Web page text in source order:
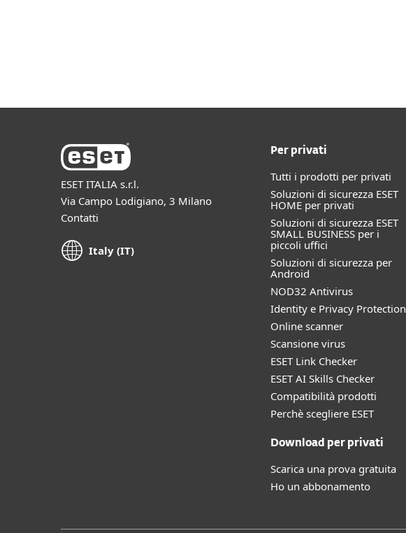
ESET ITALIA s.r.l.
Via Campo Lodigiano, 3 Milano
Contatti
Italy (IT)
Per privati
Tutti i prodotti per privati
Soluzioni di sicurezza ESET
HOME per privati
Soluzioni di sicurezza ESET
SMALL BUSINESS per i
piccoli uffici
Soluzioni di sicurezza per
Android
NOD32 Antivirus
Identity e Privacy Protection
Online scanner
Scansione virus
ESET Link Checker
ESET AI Skills Checker
Compatibilità prodotti
Perchè scegliere ESET
Download per privati
Scarica una prova gratuita
Ho un abbonamento